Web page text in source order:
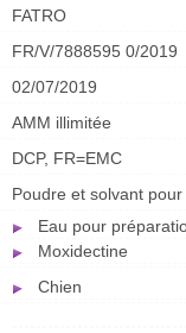
FATRO
FR/V/7888595 0/2019
02/07/2019
AMM illimitée
DCP, FR=EMC
Poudre et solvant
Eau pour
Moxidectine
Chien